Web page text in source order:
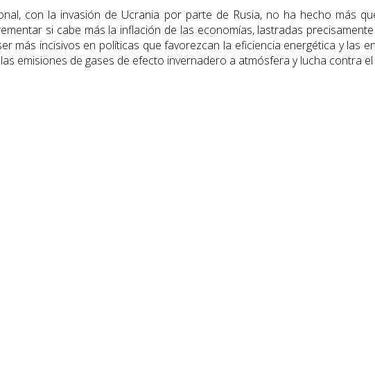
con la invasión de Ucrania por parte de Rusia, no ha hecho más
si cabe más la inflación de las economías, lastradas
más incisivos en políticas que favorezcan la eficiencia energética y las
emisiones de gases de efecto invernadero a atmósfera y lucha contra